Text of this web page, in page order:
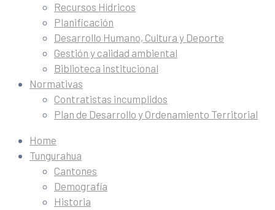
Recursos Hídricos
Planificación
Desarrollo Humano, Cultura y Deporte
Gestión y calidad ambiental
Biblioteca institucional
Normativas
Contratistas incumplidos
Plan de Desarrollo y Ordenamiento Territorial
Home
Tungurahua
Cantones
Demografía
Historia